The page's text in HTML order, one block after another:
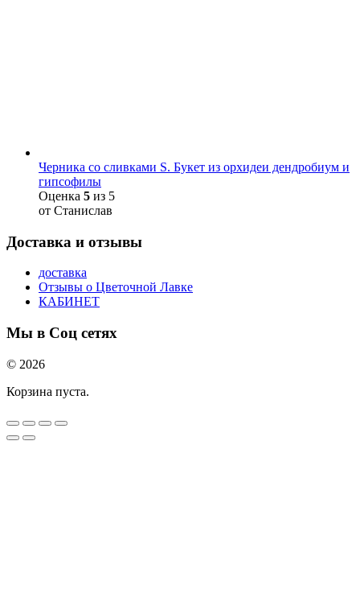
Черника со сливками S. Букет из орхидеи дендробиум и
гипсофилы
Оценка 5 из 5
от Станислав
Доставка и отзывы
доставка
Отзывы о Цветочной Лавке
КАБИНЕТ
Мы в Соц сетях
© 2026
Корзина пуста.